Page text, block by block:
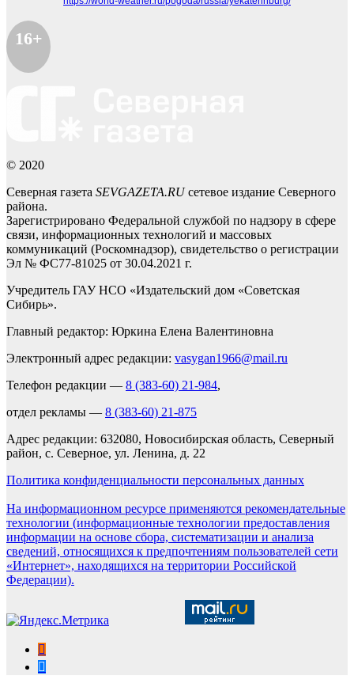
16+
© 2020
Северная газета SEVGAZETA.RUсетевое издание Северного
района.
Зарегистрировано Федеральной службой по надзору в сфере
связи, информационных технологий и массовых
коммуникаций (Роскомнадзор), свидетельство о регистрации
Эл № ФС77-81025 от 30.04.2021 г.
Учредитель ГАУ НСО «Издательский дом «Советская
Сибирь».
Главный редактор: Юркина Елена Валентиновна
Электронный адрес редакции: vasygan1966@mail.ru
Телефон редакции — 8 (383-60) 21-984,
отдел рекламы — 8 (383-60) 21-875
Адрес редакции: 632080, Новосибирская область, Северный
район, с. Северное, ул. Ленина, д. 22
Политика конфиденциальности персональных данных
На информационном ресурсе применяются рекомендательные
технологии (информационные технологии предоставления
информации на основе сбора, систематизации и анализа
сведений, относящихся к предпочтениям пользователей сети
«Интернет», находящихся на территории Российской
Федерации).